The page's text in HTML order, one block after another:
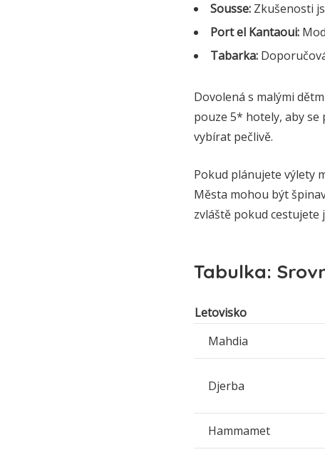
Sousse: Zkušenosti
Port el Kantaoui:
Tabarka:
Dovolená s malými
pouze 5* hotely, aby se
vybírat pečlivě.
Pokud plánujete výlety
Města mohou být
zvláště pokud cestujete
Tabulka:
Letovisko
Mahdia
Djerba
Hammamet